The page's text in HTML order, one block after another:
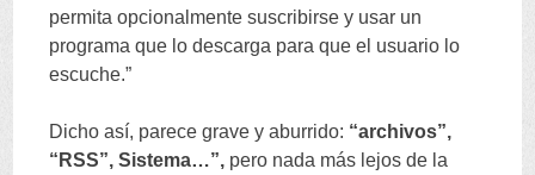
permita opcionalmente suscribirse y usar un
programa que lo descarga para que el usuario lo
escuche.”
Dicho así, parece grave y aburrido: “archivos”,
“ RSS”,Sistema…”, pero nada más lejos de la